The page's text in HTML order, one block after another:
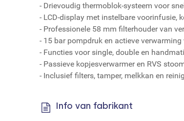
- Drievoudig thermoblok-systeem voor
- LCD-display met instelbare voorinfusie,
- Professionele 58 mm filterhouder van
- 15 bar pompdruk en actieve verwarming
- Functies voor single, double en
- Passieve kopjesverwarmer en RVS
- Inclusief filters, tamper, melkkan en
Info van fabrikant